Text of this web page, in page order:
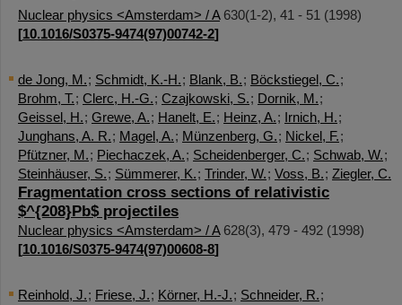
Nuclear physics <Amsterdam> / A 630(1-2), 41 - 51 (1998)
[10.1016/S0375-9474(97)00742-2]
de Jong, M.; Schmidt, K.-H.; Blank, B.; Böckstiegel, C.;
Brohm, T.; Clerc, H.-G.; Czajkowski, S.; Dornik, M.;
Geissel, H.; Grewe, A.; Hanelt, E.; Heinz, A.; Irnich, H.;
Junghans, A. R.; Magel, A.; Münzenberg, G.; Nickel, F.;
Pfützner, M.; Piechaczek, A.; Scheidenberger, C.; Schwab, W.;
Steinhäuser, S.; Sümmerer, K.; Trinder, W.; Voss, B.; Ziegler, C.
Fragmentation cross sections of relativistic
$^{208}Pb$ projectiles
Nuclear physics <Amsterdam> / A 628(3), 479 - 492 (1998)
[10.1016/S0375-9474(97)00608-8]
Reinhold, J.; Friese, J.; Körner, H.-J.; Schneider, R.;